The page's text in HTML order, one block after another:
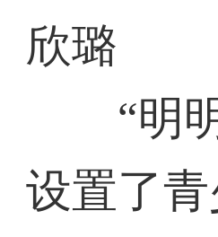
欣璐
“明明
设置了